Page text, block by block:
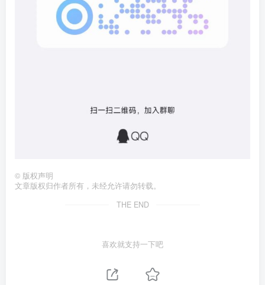
© 版权声明
文章版权归作者所有，未经允许请勿转载。
THE END
喜欢就支持一下吧